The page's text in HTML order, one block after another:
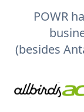
POWR
(besides